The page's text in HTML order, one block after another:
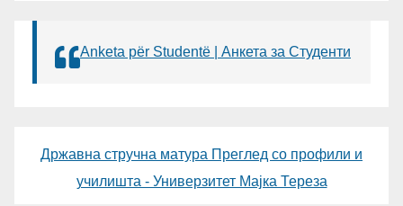
Anketa për Studentë | Анкета за Студенти
Државна стручна матура Преглед со профили и
училишта - Универзитет Мајка Тереза